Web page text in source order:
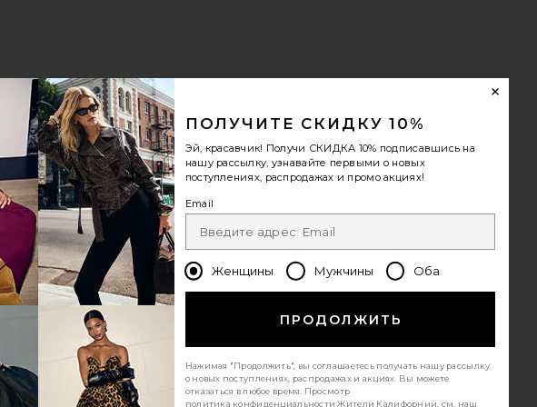
previous page
next page
ПОЛУЧИТЕ СКИДКУ 10%
Эй, красавчик! Получи СКИДКА 10% подписавшись на
нашу рассылку, узнавайте первыми о новых
поступлениях, распродажах и промо акциях!
Email
Женщины Мужчины Оба
ПРОДОЛЖИТЬ
Нажимая "Продолжить", вы соглашаетесь получать нашу рассылку
о новых поступлениях, распродажах и акциях. Вы можете
отказаться в любое время. Просмотр
политика конфиденциальности Жители Калифорнии, см. наш